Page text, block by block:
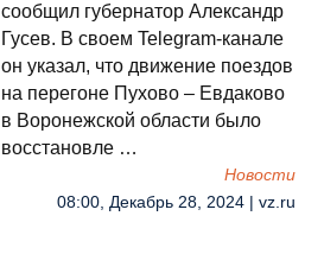
сообщил губернатор Александр
Гусев. В своем Telegram-канале
он указал, что движение поездов
на перегоне Пухово – Евдаково
в Воронежской области было
восстановле …
Новости
08:00, Декабрь 28, 2024 | vz.ru